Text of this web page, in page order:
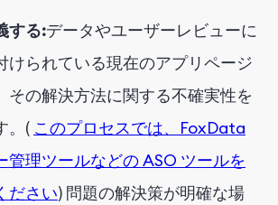
する:データやユーザーレビューに
けられている現在のアプリページ
その解決方法に関する不確実性を
。( このプロセスでは、FoxData
管理ツールなどの ASO ツールを
ださい) 問題の解決策が明確な場